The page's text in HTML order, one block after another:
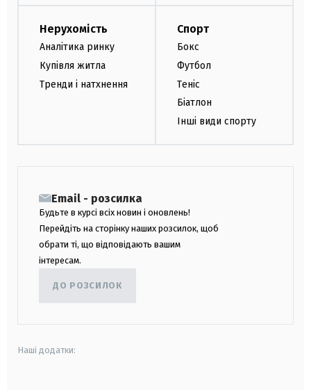
Нерухомість
Аналітика ринку
Купівля житла
Тренди і натхнення
Спорт
Бокс
Футбол
Теніс
Біатлон
Інші види спорту
Email - розсилка
Будьте в курсі всіх новин і оновлень!
Перейдіть на сторінку наших розсилок, щоб
обрати ті, що відповідають вашим
інтересам.
ДО РОЗСИЛОК
Наші додатки: